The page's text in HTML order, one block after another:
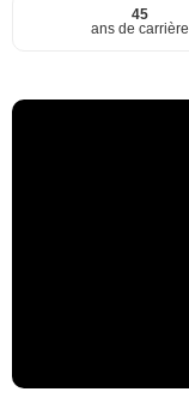
45
ans de carrière